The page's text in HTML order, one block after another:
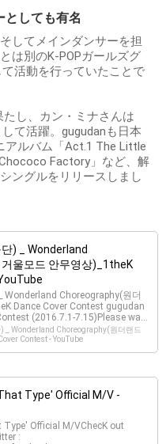
しても有名
してメインダンサーを担
は別のK-POPガールズグ
活動を行っていたことで
し、カン・ミナさんは
て活躍。gugudanも日本
アルバム「Act.1 The Little
Factory」など、解
ングルをリリースしまし
) _ Wonderland
울모드 안무영상)_1theK
Wonderland Choreography(원더
Dance Cover Contest gugudan
(2016.7.1-7.15)Please wa...
Wonderland Choreography(원더랜드
Contest - YouTube
Type' Official M/V -
Official M/VChecK out
: